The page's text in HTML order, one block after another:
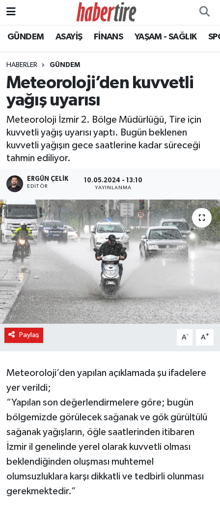
GÜNDEM ASAYİŞ FİNANS YAŞAM - SAĞLIK
HABERLER GÜNDEM
Meteoroloji’den kuvvetli
yağış uyarısı
Meteoroloji İzmir 2. Bölge Müdürlüğü, Tire için
kuvvetli yağış uyarısı yaptı. Bugün beklenen
kuvvetli yağışın gece saatlerine kadar süreceği
tahmin ediliyor.
ERGÜN ÇELIK
EDITÖR
10.05.2024 - 13:10
YAYINLANMA
Paylaş A- A+
Meteoroloji’den yapılan açıklamada şu ifadelere
yer verildi;
“Yapılan son değerlendirmelere göre; bugün
bölgemizde görülecek sağanak ve gök gürültülü
sağanak yağışların, öğle saatlerinden itibaren
İzmir il genelinde yerel olarak kuvvetli olması
beklendiğinden oluşması muhtemel
olumsuzluklara karşı dikkatli ve tedbirli olunması
gerekmektedir.”
Tire Nöbetçi Eczaneler
Tire Hava Durumu
Tire Trafik Yoğunluk Haritası
Süper Lig Puan Durumu ve Fikstür
Tüm Manşetler
Son Dakika Haberleri
Haber Arşivi